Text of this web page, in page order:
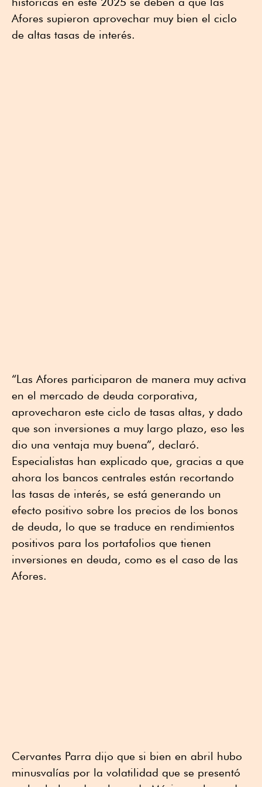
Afores supieron aprovechar muy bien el ciclo
de altas tasas de interés.
“Las Afores participaron de manera muy activa
en el mercado de deuda corporativa,
aprovecharon este ciclo de tasas altas, y dado
que son inversiones a muy largo plazo, eso les
dio una ventaja muy buena”, declaró.
Especialistas han explicado que, gracias a que
ahora los bancos centrales están recortando
las tasas de interés, se está generando un
efecto positivo sobre los precios de los bonos
de deuda, lo que se traduce en rendimientos
positivos para los portafolios que tienen
inversiones en deuda, como es el caso de las
Afores.
Cervantes Parra dijo que si bien en abril hubo
minusvalías por la volatilidad que se presentó